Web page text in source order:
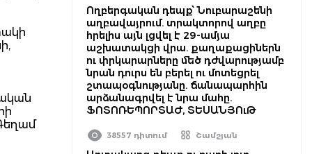
Ողբերգական դեպք՝ Նուբարաշենի
աղբավայրում. տրակտորով աղբը
հրելիս այն լցվել է 29-ամյա
աշխատակցի վրա. քաղաքացիներն
ու փրկարարները մեծ դժվարությամբ
նրան դուրս են բերել ու մոտեցրել
շտապօգնությանը. ճանապարհին
արձանագրվել է նրա մահը.
ՖՈՏՈՌԵՊՈՐՏԱԺ, ՏԵՍԱՆՅՈւԹ
38557 դիտում Շամշյան